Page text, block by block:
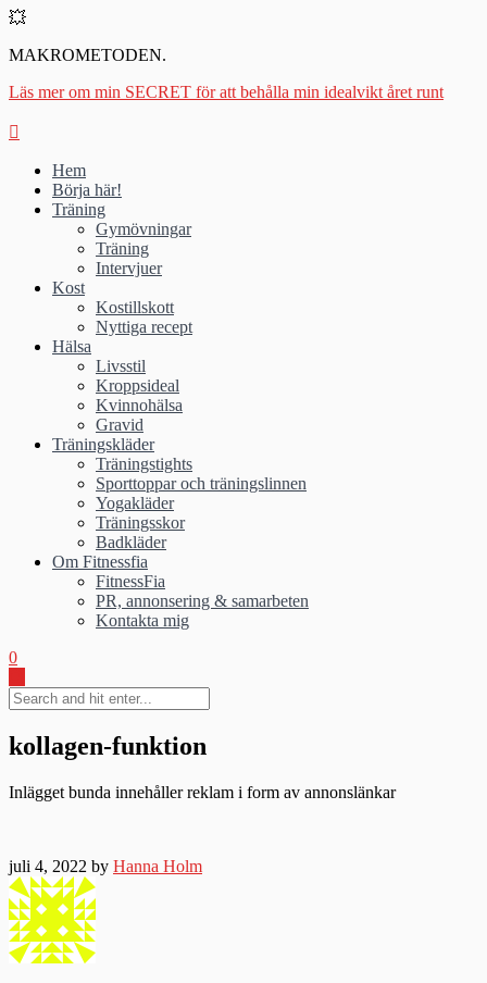
💥
MAKROMETODEN.
Läs mer om min SECRET för att behålla min idealvikt året runt
Hem
Börja här!
Träning
Gymövningar
Träning
Intervjuer
Kost
Kostillskott
Nyttiga recept
Hälsa
Livsstil
Kroppsideal
Kvinnohälsa
Gravid
Träningskläder
Träningstights
Sporttoppar och träningslinnen
Yogakläder
Träningsskor
Badkläder
Om Fitnessfia
FitnessFia
PR, annonsering & samarbeten
Kontakta mig
0
kollagen-funktion
Inlägget bunda innehåller reklam i form av annonslänkar
juli 4, 2022 by Hanna Holm